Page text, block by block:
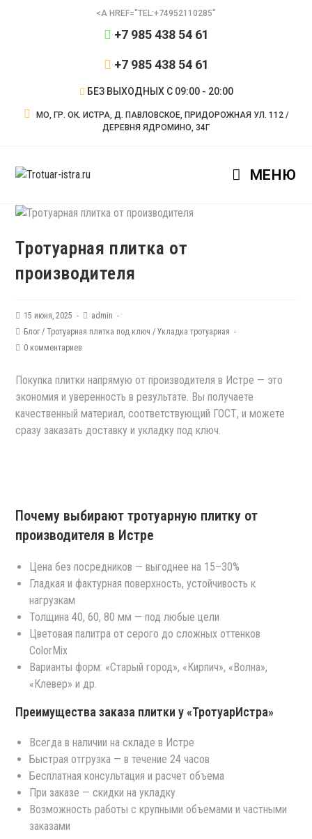
<A HREF="TEL:+74952110285"
⁦+7 985 438 54 61
⁦+7 985 438 54 61
БЕЗ ВЫХОДНЫХ С 09:00 - 20:00
МО, ГР. ОК. ИСТРА, Д. ПАВЛОВСКОЕ, ПРИДОРОЖНАЯ УЛ. 112 /
ДЕРЕВНЯ ЯДРОМИНО, 34Г
МЕНЮ
Тротуарная плитка от
производителя
15 июня, 2025
admin
Блог / Тротуарная плитка под ключ / Укладка тротуарная
0 комментариев
Покупка плитки напрямую от производителя в Истре — это
экономия и уверенность в результате. Вы получаете
качественный материал, соответствующий ГОСТ, и можете
сразу заказать доставку и укладку под ключ.
Почему выбирают тротуарную плитку от
производителя в Истре
Цена без посредников — выгоднее на 15–30%
Гладкая и фактурная поверхность, устойчивость к
нагрузкам
Толщина 40, 60, 80 мм — под любые цели
Цветовая палитра от серого до сложных оттенков
ColorMix
Варианты форм: «Старый город», «Кирпич», «Волна»,
«Клевер» и др.
Преимущества заказа плитки у «ТротуарИстра»
Всегда в наличии на складе в Истре
Быстрая отгрузка — в течение 24 часов
Бесплатная консультация и расчет объема
При заказе — скидки на укладку
Возможность работы с крупными объемами и частными
заказами